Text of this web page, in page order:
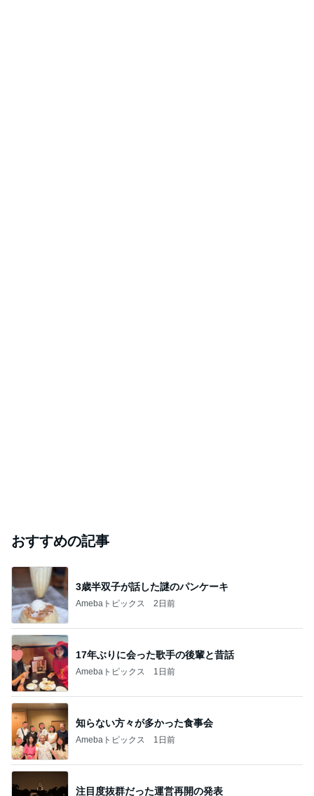
おすすめの記事
3歳半双子が話した謎のパンケーキ
Amebaトピックス 2日前
17年ぶりに会った歌手の後輩と昔話
Amebaトピックス 1日前
知らない方々が多かった食事会
Amebaトピックス 1日前
注目度抜群だった運営再開の発表